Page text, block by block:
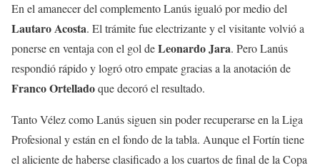
En el amanecer del complemento Lanús igualó por medio del
Lautaro Acosta. El trámite fue electrizante y el visitante volvió a
ponerse en ventaja con el gol deLeonardo Jara. Pero Lanús
respondió rápido y logró otro empate gracias a la anotación de
Franco Ortelladoque decoró el resultado.
Tanto Vélez como Lanús siguen sin poder recuperarse en la Liga
Profesional y están en el fondo de la tabla. Aunque el Fortín tiene
el aliciente de haberse clasificado a los cuartos de final de la Copa